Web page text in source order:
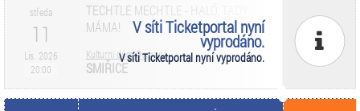
středa
11
Lis. 2026
20:00
V síti Ticketportal nyní
vyprodáno.
V síti Ticketportal nyní vyprodáno.
TECHTLE MECHTLE - HALÓ, TADY
MÁMA!
Kulturní dům Dvorana
SMIŘICE